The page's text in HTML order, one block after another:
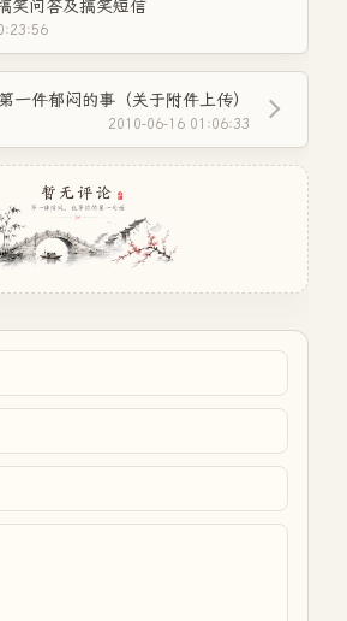
笑问答及搞笑短信
一件郁闷的事（关于附件上传）
2010-06-16 01:06:33